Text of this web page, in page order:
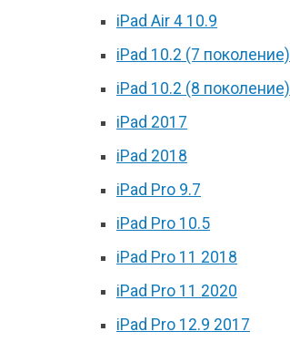
iPad Air 4 10.9
iPad 10.2 (7 поколение)
iPad 10.2 (8 поколение)
iPad 2017
iPad 2018
iPad Pro 9.7
iPad Pro 10.5
iPad Pro 11 2018
iPad Pro 11 2020
iPad Pro 12.9 2017